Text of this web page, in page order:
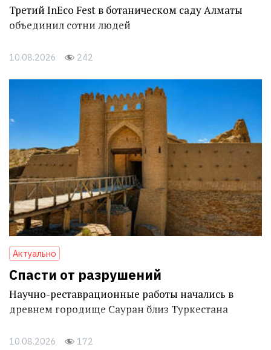
Третий InEco Fest в ботаническом саду Алматы
объединил сотни людей
10.08.2026 242
Актуально
Спасти от разрушений
Научно-реставрационные работы начались в
древнем городище Сауран близ Туркестана
10.08.2026 172